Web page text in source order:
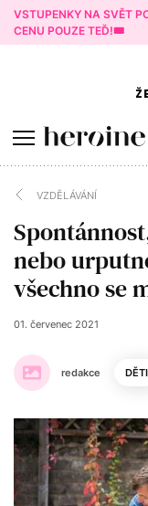
VSTUPENKY NA SVĚT
CENU POUZE TEĎ!🎟️
VZDĚLÁVÁNÍ
nebo
všechno se
redakce
01. červenec 2021
DĚTI